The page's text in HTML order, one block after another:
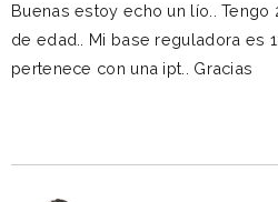
Buenas estoy echo un lío..
de edad.. Mi base reguladora es
pertenece con una ipt.. Gracias